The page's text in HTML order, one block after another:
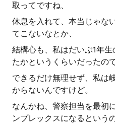
取ってですね、
休息を入れて、本当じゃな
てこないなとか、
結構心も、私はだいぶ1年
たかというくらいだったので
できるだけ無理せず、私は
からないんですけど。
なんかね、警察担当を最初
ンプレックスになるというの